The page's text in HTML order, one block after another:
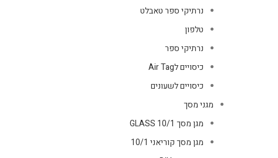
נרתיקי ספר טאבלט
טלפון
נרתיקי ספר
כיסויים לAir Tag
כיסויים לשעונים
מגני מסך
מגן מסך GLASS 10/1
מגן מסך קוריאני 10/1